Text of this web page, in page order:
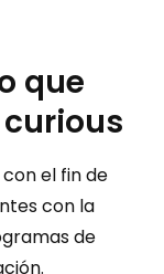
que
el fin de
con la
de